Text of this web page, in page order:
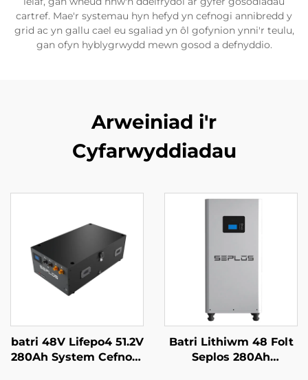
cartref. Mae'r systemau hyn hefyd yn cefnogi annibredd y
grid ac yn gallu cael eu sgaliad yn ôl gofynion ynni'r teulu,
gan ofyn hyblygrwydd mewn gosod a defnyddio.
Arweiniad i'r
Cyfarwyddiadau
batri 48V Lifepo4 51.2V
280Ah System Cefnogi
Batri Lithiwm 48 Folt
Seplos 280Ah